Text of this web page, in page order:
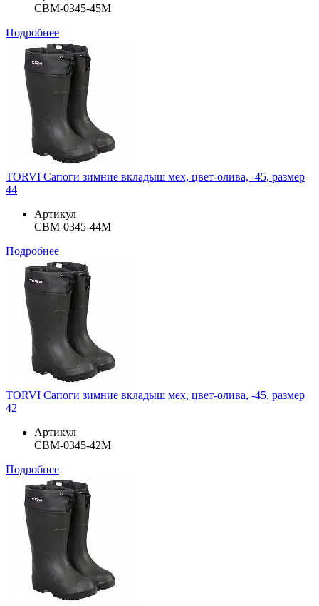
СВМ-0345-45М
Подробнее
TORVI Сапоги зимние вкладыш мех, цвет-олива, -45, размер
44
Артикул
СВМ-0345-44М
Подробнее
TORVI Сапоги зимние вкладыш мех, цвет-олива, -45, размер
42
Артикул
СВМ-0345-42М
Подробнее